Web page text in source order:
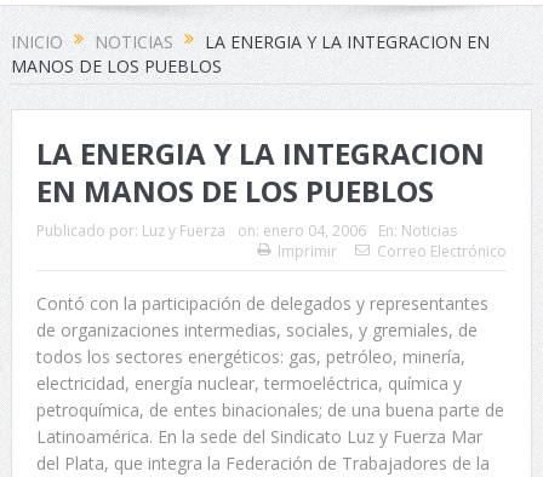
INICIO NOTICIAS
LA ENERGIA Y LA INTEGRACION EN
MANOS DE LOS PUEBLOS
LA ENERGIA Y LA INTEGRACION
EN MANOS DE LOS PUEBLOS
Publicado por: Luz y Fuerza on: enero 04, 2006 En: Noticias
Imprimir
Correo Electrónico
Contó con la participación de delegados y representantes
de organizaciones intermedias, sociales, y gremiales, de
todos los sectores energéticos: gas, petróleo, minería,
electricidad, energía nuclear, termoeléctrica, química y
petroquímica, de entes binacionales; de una buena parte de
Latinoamérica. En la sede del Sindicato Luz y Fuerza Mar
del Plata, que integra la Federación de Trabajadores de la